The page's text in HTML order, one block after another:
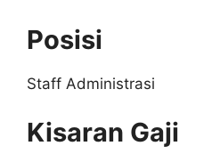
Posisi
Staff Administrasi
Kisaran Gaji